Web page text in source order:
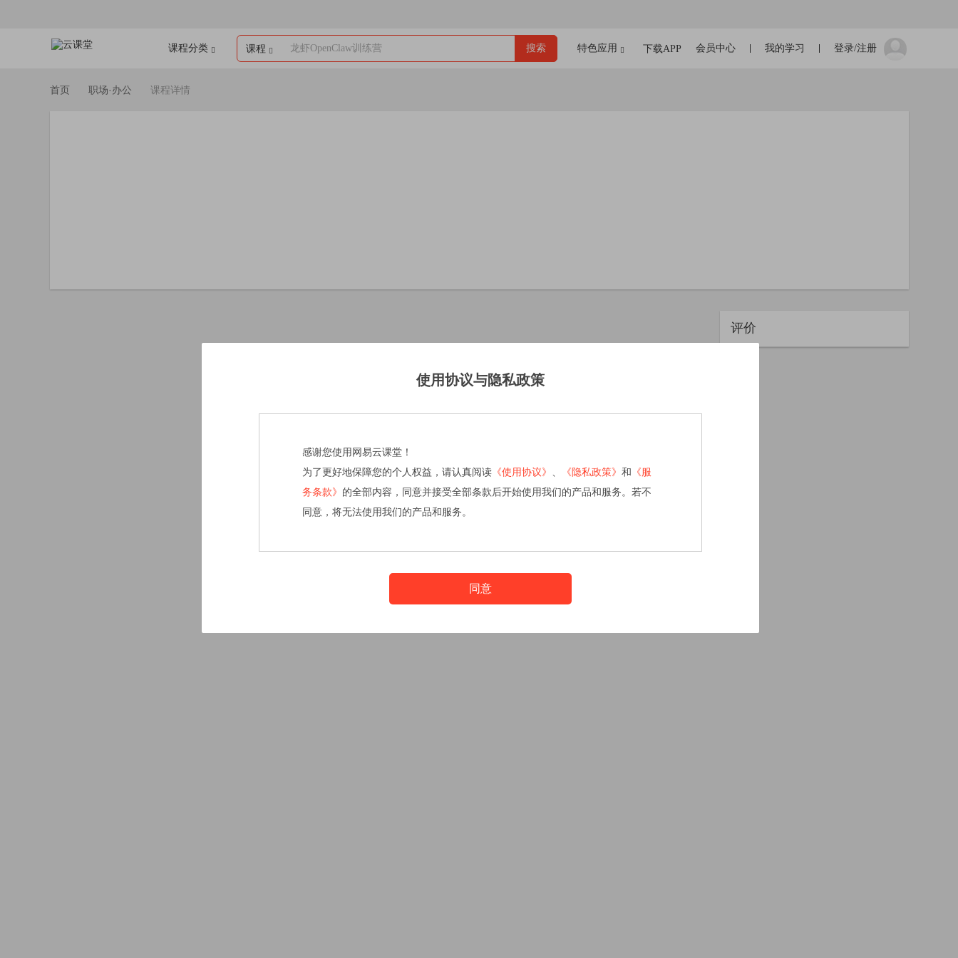
课程分类 课程 龙虾OpenClaw训练营 搜索 特色应用 下载APP 登录/注册
我的学习
会员中心
首页 职场·办公 课程详情
评价
使用协议与隐私政策
感谢您使用网易云课堂！
为了更好地保障您的个人权益，请认真阅读 《使用协议》 《隐私政策》 和 《服
务条款》 的全部内容，同意并接受全部条款后开始使用我们的产品和服务。若不
同意，将无法使用我们的产品和服务。
同意